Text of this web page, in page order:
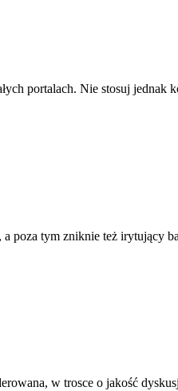
portalach. Nie stosuj jednak
poza tym zniknie też irytujący
w trosce o jakość